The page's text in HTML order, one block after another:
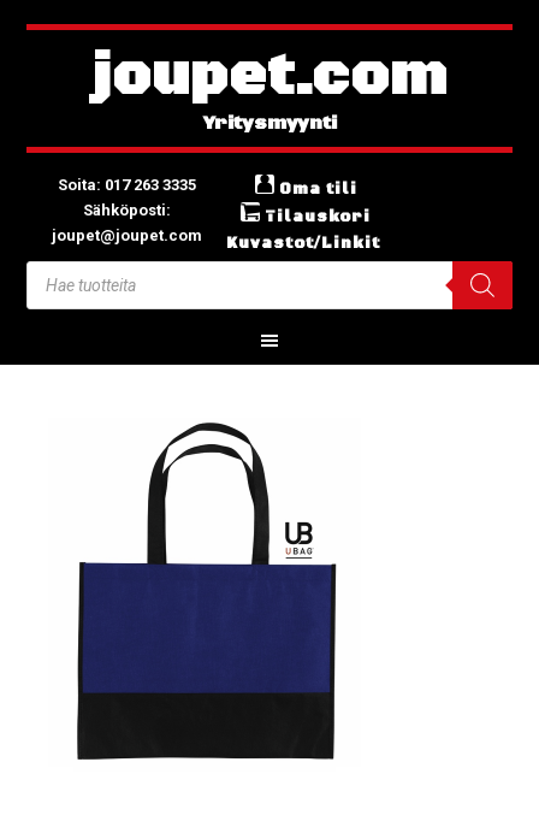
joupet.com
Soita: 017 263 3335
Sähköposti:
joupet@joupet.com
Oma tili
Tilauskori
Kuvastot/Linkit